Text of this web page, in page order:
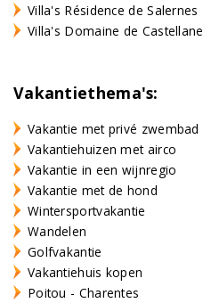
Villa's Résidence de Salernes
Villa's Domaine de Castellane
Vakantiethema's:
Vakantie met privé zwembad
Vakantiehuizen met airco
Vakantie in een wijnregio
Vakantie met de hond
Wintersportvakantie
Wandelen
Golfvakantie
Vakantiehuis kopen
Poitou - Charentes